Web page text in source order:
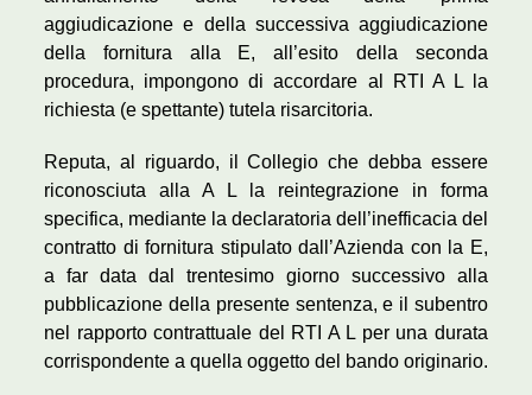
aggiudicazione e della successiva aggiudicazione
della fornitura alla E, all’esito della seconda
procedura, impongono di accordare al RTI A L la
richiesta (e spettante) tutela risarcitoria.
Reputa, al riguardo, il Collegio che debba essere
riconosciuta alla A L la reintegrazione in forma
specifica, mediante la declaratoria dell’inefficacia del
contratto di fornitura stipulato dall’Azienda con la E,
a far data dal trentesimo giorno successivo alla
pubblicazione della presente sentenza, e il subentro
nel rapporto contrattuale del RTI A L per una durata
corrispondente a quella oggetto del bando originario.